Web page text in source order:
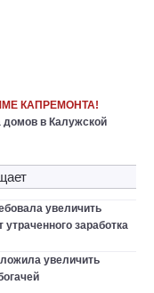
КАПРЕМОНТА!
домов в Калужской
увеличить
заработка
увеличить